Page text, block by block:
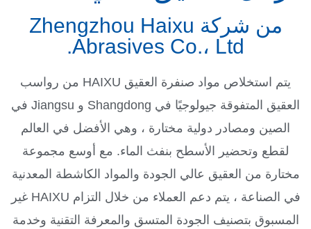
من شركة Zhengzhou Haixu
Abrasives Co.، Ltd.
يتم استخلاص مواد صنفرة العقيق HAIXU من رواسب
العقيق المتفوقة جيولوجيًا في Shangdong و Jiangsu في
الصين ومصادر دولية مختارة ، وهي الأفضل في العالم
لقطع وتحضير الأسطح بنفث الماء. مع أوسع مجموعة
مختارة من العقيق عالي الجودة والمواد الكاشطة المعدنية
في الصناعة ، يتم دعم العملاء من خلال التزام HAIXU غير
المسبوق بتصنيف الجودة المتسق والمعرفة التقنية وخدمة